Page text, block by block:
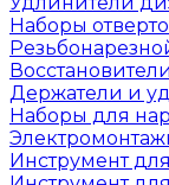
Наборы
Держатели и
Наборы для
Инструмент